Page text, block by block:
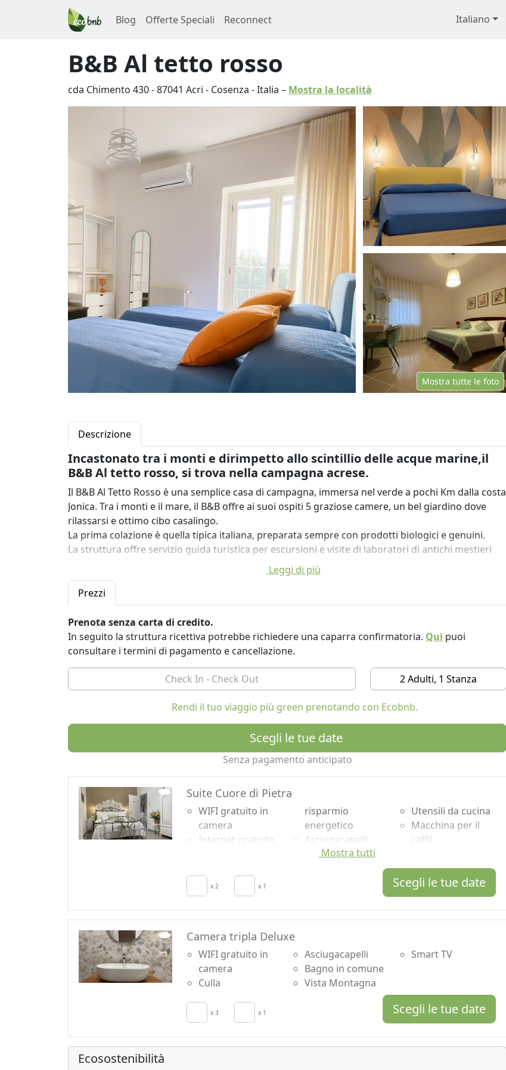
Blog Offerte Speciali Reconnect Italiano
B&B Al tetto rosso
cda Chimento 430-87041 Acri - Cosenza -Italia – Mostra la località
Mostra tutte le foto
Descrizione
Incastonato tra i monti e dirimpetto allo scintillio delle acque marine,il
B&B Al tetto rosso, si trova nella campagna acrese.
Il B&B Al Tetto Rosso è una semplice casa di campagna, immersa nel verde a pochi Km dalla costa
Jonica. Tra i monti e il mare, il B&B offre ai suoi ospiti 5 graziose camere, un bel giardino dove
rilassarsi e ottimo cibo casalingo.
La prima colazione è quella tipica italiana, preparata sempre con prodotti biologici e genuini.
La struttura offre servizio guida turistica per escursioni e visite di laboratori di antichi mestieri
quali bachicoltura, smielatura, caseifici ecc. tutto per farvi vivere una vacanza d'altri tempi.
Leggi di più
Prezzi
Prenota senza carta di credito.
In seguito la struttura ricettiva potrebbe richiedere una caparra confirmatoria. Qui puoi
consultare i termini di pagamento e cancellazione.
2 Adulti, 1 Stanza
Rendi il tuo viaggio più green prenotando con Ecobnb.
Scegli le tue date
Senza pagamento anticipato
Suite Cuore di Pietra
WIFI gratuito in
camera
Internet gratuito
Aria Condizionata
Cucina
Angolo cottura
su richiesta per
risparmio
energetico
Asciugacapelli
Terrazza
Guardaroba
Utensili da cucina
Macchina per il
caffé
Vista Montagna
Smart TV
Bollitore con
selezione di thè e
Mostra tutti
x 2 x 1 Scegli le tue date
Camera tripla Deluxe
WIFI gratuito in
camera
Culla
Asciugacapelli
Bagno in comune
Vista Montagna
Smart TV
x 3 x 1 Scegli le tue date
Ecosostenibilità